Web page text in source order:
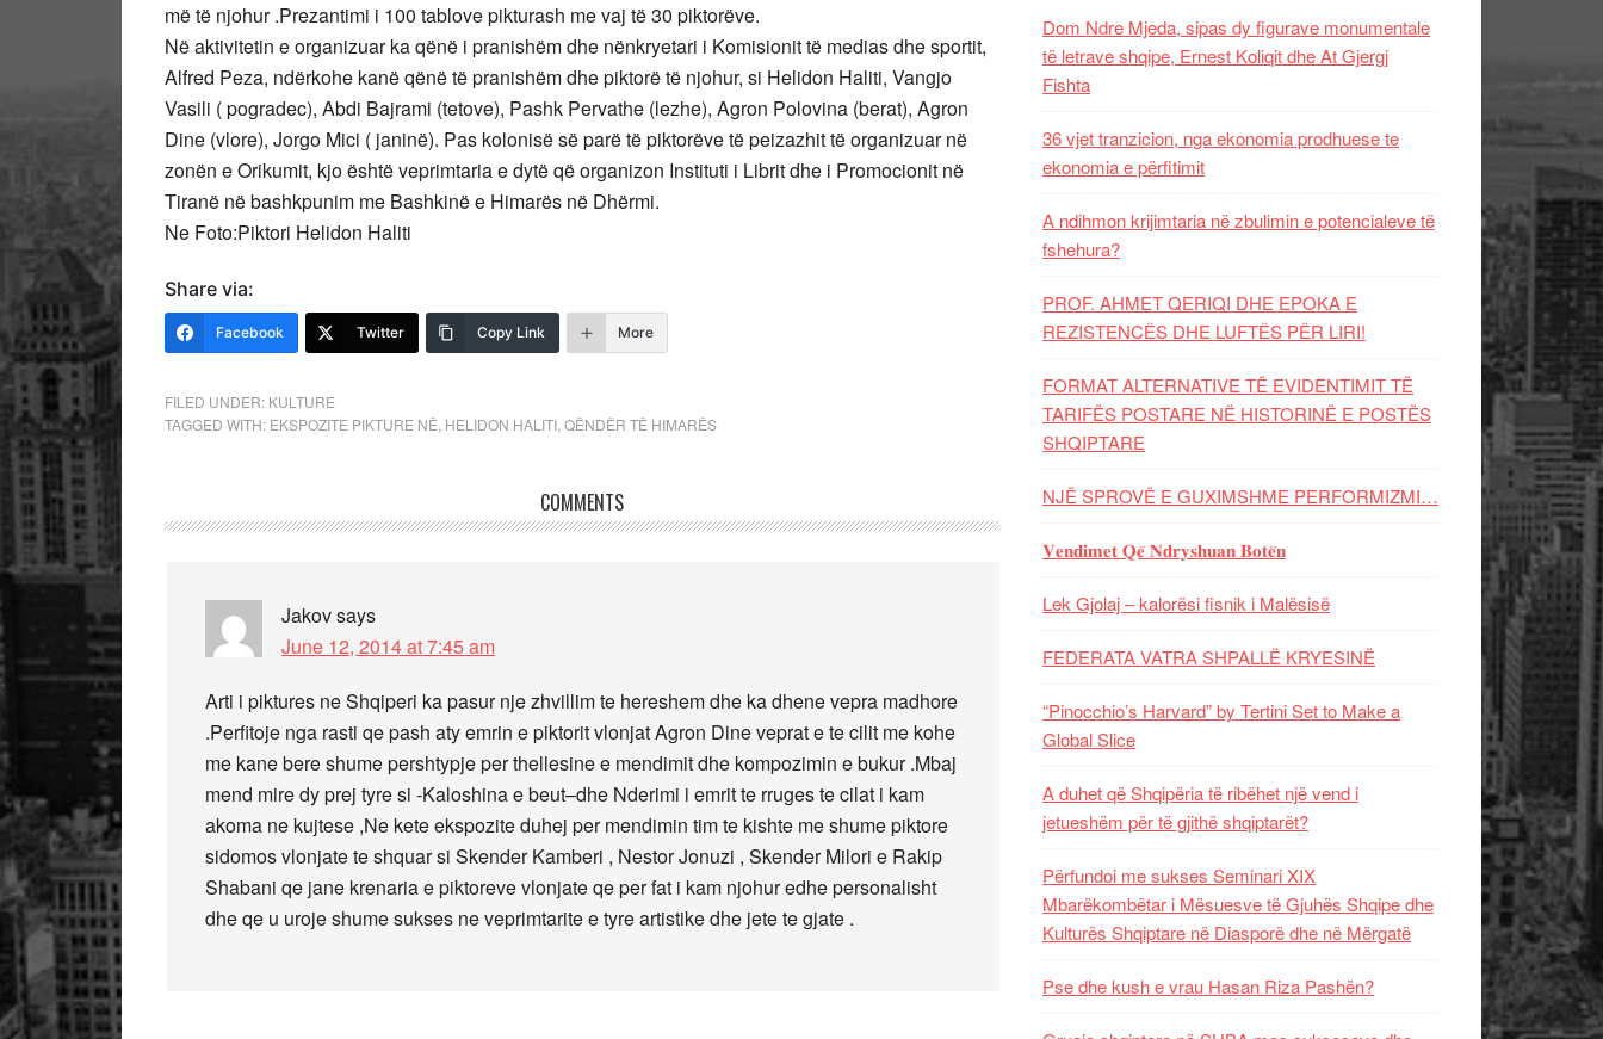
më të njohur .Prezantimi i 100 tablove pikturash me vaj të 30 piktorëve.
Në aktivitetin e organizuar ka qënë i pranishëm dhe nënkryetari i Komisionit të medias dhe sportit,
Alfred Peza, ndërkohe kanë qënë të pranishëm dhe piktorë të njohur, si Helidon Haliti, Vangjo
Vasili ( pogradec), Abdi Bajrami (tetove), Pashk Pervathe (lezhe), Agron Polovina (berat), Agron
Dine (vlore), Jorgo Mici ( janinë). Pas kolonisë së parë të piktorëve të peizazhit të organizuar në
zonën e Orikumit, kjo është veprimtaria e dytë që organizon Instituti i Librit dhe i Promocionit në
Tiranë në bashkpunim me Bashkinë e Himarës në Dhërmi.
Ne Foto:Piktori Helidon Haliti
Share via:
Facebook Twitter Copy Link More
FILED UNDER: KULTURE
TAGGED WITH: EKSPOZITE PIKTURE NË HELIDON HALITI QËNDËR TË HIMARËS
COMMENTS
Jakovsays
June 12, 2014 at 7:45 am
Arti i piktures ne Shqiperi ka pasur nje zhvillim te hereshem dhe ka dhene vepra madhore
.Perfitoje nga rasti qe pash aty emrin e piktorit vlonjat Agron Dine veprat e te cilit me kohe
me kane bere shume pershtypje per thellesine e mendimit dhe kompozimin e bukur .Mbaj
mend mire dy prej tyre si -Kaloshina e beut–dhe Nderimi i emrit te rruges te cilat i kam
akoma ne kujtese ,Ne kete ekspozite duhej per mendimin tim te kishte me shume piktore
sidomos vlonjate te shquar si Skender Kamberi , Nestor Jonuzi , Skender Milori e Rakip
Shabani qe jane krenaria e piktoreve vlonjate qe per fat i kam njohur edhe personalisht
dhe qe u uroje shume sukses ne veprimtarite e tyre artistike dhe jete te gjate .
Dom Ndre Mjeda, sipas dy figurave monumentale
të letrave shqipe, Ernest Koliqit dhe At Gjergj
Fishta
36 vjet tranzicion, nga ekonomia prodhuese te
ekonomia e përfitimit
A ndihmon krijimtaria në zbulimin e potencialeve të
fshehura?
PROF. AHMET QERIQI DHE EPOKA E
REZISTENCЁS DHE LUFTЁS PЁR LIRI!
FORMAT ALTERNATIVE TË EVIDENTIMIT TË
TARIFËS POSTARE NË HISTORINË E POSTËS
SHQIPTARE
NJË SPROVË E GUXIMSHME PERFORMIZMI…
𝐕𝐞𝐧𝐝𝐢𝐦𝐞𝐭 𝐐𝐞̈ 𝐍𝐝𝐫𝐲𝐬𝐡𝐮𝐚𝐧 𝐁𝐨𝐭𝐞̈𝐧
Lek Gjolaj – kalorësi fisnik i Malësisë
FEDERATA VATRA SHPALLË KRYESINË
“Pinocchio’s Harvard” by Tertini Set to Make a
Global Slice
A duhet që Shqipëria të ribëhet një vend i
jetueshëm për të gjithë shqiptarët?
Përfundoi me sukses Seminari XIX
Mbarëkombëtar i Mësuesve të Gjuhës Shqipe dhe
Kulturës Shqiptare në Diasporë dhe në Mërgatë
Pse dhe kush e vrau Hasan Riza Pashën?